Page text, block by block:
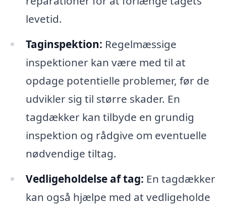
levetid.
Taginspektion: Regelmæssige
inspektioner kan være med til at
opdage potentielle problemer, før de
udvikler sig til større skader. En
tagdækker kan tilbyde en grundig
inspektion og rådgive om eventuelle
nødvendige tiltag.
Vedligeholdelse af tag: En tagdækker
kan også hjælpe med at vedligeholde